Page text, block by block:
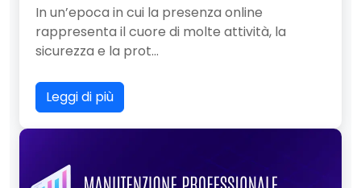
In un’epoca in cui la presenza online
rappresenta il cuore di molte attività, la
sicurezza e la prot...
Leggi di più